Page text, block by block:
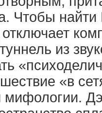
Чтобы найти
из
«в
мифологии.